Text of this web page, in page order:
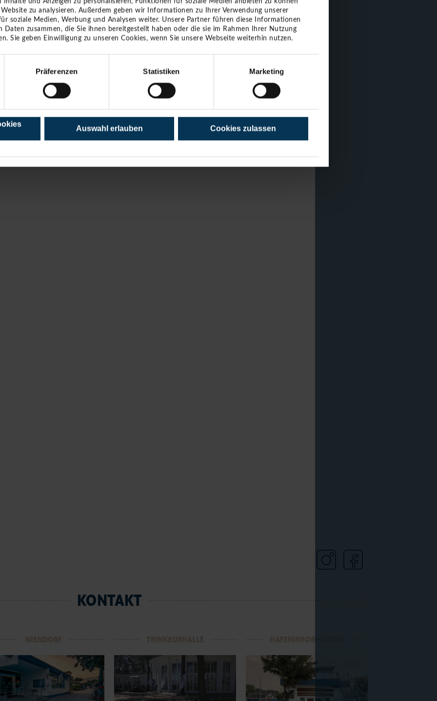
zu analysieren. Außerdem geben wir Informationen zu Ihrer Verwendung unserer
soziale Medien, Werbung und Analysen weiter. Unsere Partner führen diese Informationen
Daten zusammen, die Sie ihnen bereitgestellt haben oder die sie im Rahmen Ihrer Nutzung
Sie geben Einwilligung zu unseren Cookies, wenn Sie unsere Webseite weiterhin nutzen.
Präferenzen Statistiken Marketing
Auswahl erlauben Cookies zulassen
KONTAKT